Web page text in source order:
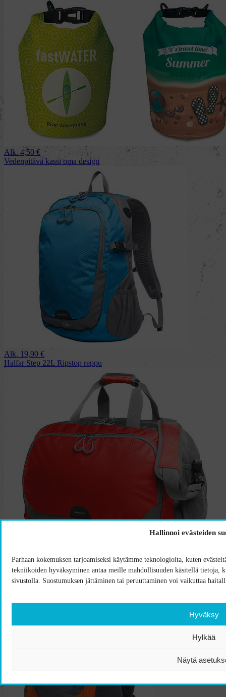
Hallinnoi evästeiden
Parhaan kokemuksen tarjoamiseksi käytämme teknologioita, kuten
tekniikoiden hyväksyminen antaa meille mahdollisuuden käsitellä tietoja,
sivustolla. Suostumuksen jättäminen tai peruuttaminen voi vaikuttaa
Hyväksy
Hylkää
Näytä
Alk. 4,50 €
Vedenpitävä kassi oma design
Alk. 19,90 €
Halfar Step 22L Ripstop reppu
Alk. 20,90
€
Halfar Step Ripstop urheilukassi